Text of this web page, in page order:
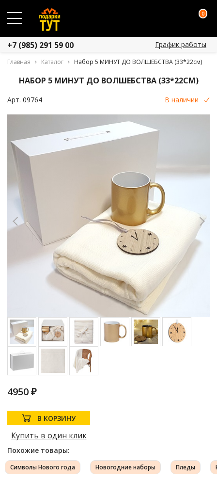
0
+7 (985) 291 59 00 График работы
Главная Каталог Набор 5 МИНУТ ДО ВОЛШЕБСТВА (33*22см)
НАБОР 5 МИНУТ ДО ВОЛШЕБСТВА (33*22СМ)
Арт. 09764 В наличии
4950 ₽
В КОРЗИНУ
Купить в один клик
Похожие товары:
Символы Нового года Новогодние наборы Пледы